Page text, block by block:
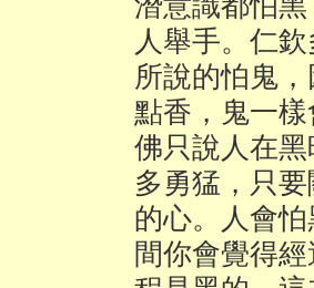
人舉手。仁
所說的怕鬼
點香，鬼一
佛只說人在
多勇猛，只
的心。人會
間你會覺得